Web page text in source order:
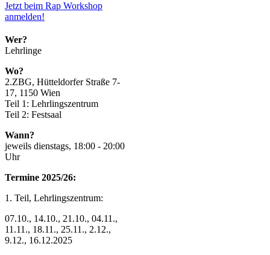
Jetzt beim Rap Workshop
anmelden!
Wer?
Lehrlinge
Wo?
2.ZBG, Hütteldorfer Straße 7-
17, 1150 Wien
Teil 1: Lehrlingszentrum
Teil 2: Festsaal
Wann?
jeweils dienstags, 18:00 - 20:00
Uhr
Termine 2025/26:
1. Teil, Lehrlingszentrum:
07.10., 14.10., 21.10., 04.11.,
11.11., 18.11., 25.11., 2.12.,
9.12., 16.12.2025